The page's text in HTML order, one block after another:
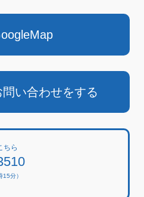
い合わせをする
ちら
分）